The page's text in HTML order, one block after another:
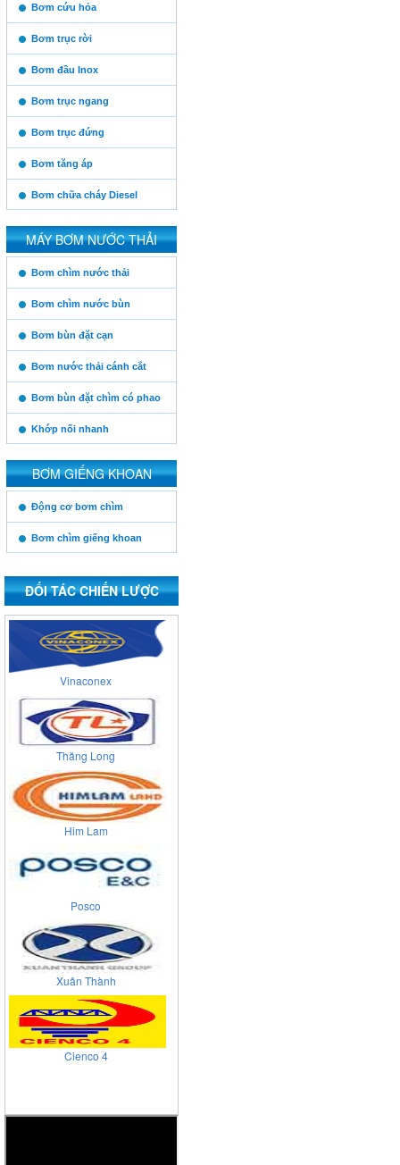
Bơm cứu hỏa
Bơm trục rời
Bơm đầu Inox
Bơm trục ngang
Bơm trục đứng
Bơm tăng áp
Bơm chữa cháy Diesel
MÁY BƠM NƯỚC THẢI
https:/www.high-
endrolex.com/13
Bơm chìm nước thải
Bơm chìm nước bùn
Bơm bùn đặt cạn
Bơm nước thải cánh cắt
Bơm bùn đặt chìm có phao
Khớp nối nhanh
BƠM GIẾNG KHOAN
https:/www.high-
endrolex.com/13
Động cơ bơm chìm
Bơm chìm giếng khoan
ĐỐI TÁC CHIẾN LƯỢC
Vinaconex
Him Lam
Posco
Xuân Thành
Cienco 4
Viglacera
Vinaconex
Thăng Long
Him Lam
Xuân Thành
Cienco 4